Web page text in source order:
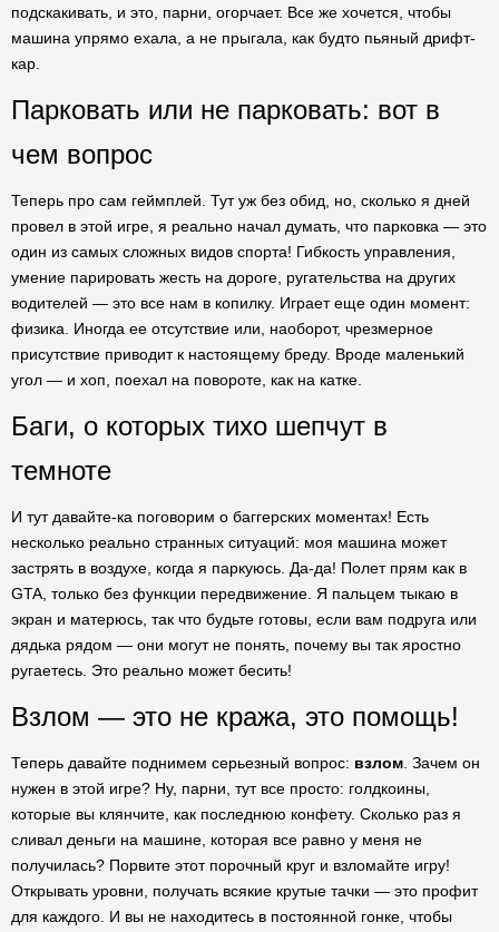
подскакивать, и это, парни, огорчает. Все же хочется, чтобы
машина упрямо ехала, а не прыгала, как будто пьяный дрифт-
кар.
Парковать или не парковать: вот в
чем вопрос
Теперь про сам геймплей. Тут уж без обид, но, сколько я дней
провел в этой игре, я реально начал думать, что парковка — это
один из самых сложных видов спорта! Гибкость управления,
умение парировать жесть на дороге, ругательства на других
водителей — это все нам в копилку. Играет еще один момент:
физика. Иногда ее отсутствие или, наоборот, чрезмерное
присутствие приводит к настоящему бреду. Вроде маленький
угол — и хоп, поехал на повороте, как на катке.
Баги, о которых тихо шепчут в
темноте
И тут давайте-ка поговорим о баггерских моментах! Есть
несколько реально странных ситуаций: моя машина может
застрять в воздухе, когда я паркуюсь. Да-да! Полет прям как в
GTA, только без функции передвижение. Я пальцем тыкаю в
экран и матерюсь, так что будьте готовы, если вам подруга или
дядька рядом — они могут не понять, почему вы так яростно
ругаетесь. Это реально может бесить!
Взлом — это не кража, это помощь!
Теперь давайте поднимем серьезный вопрос: взлом . Зачем он
нужен в этой игре? Ну, парни, тут все просто: голдкоины,
которые вы клянчите, как последнюю конфету. Сколько раз я
сливал деньги на машине, которая все равно у меня не
получилась? Порвите этот порочный круг и взломайте игру!
Открывать уровни, получать всякие крутые тачки — это профит
для каждого. И вы не находитесь в постоянной гонке, чтобы